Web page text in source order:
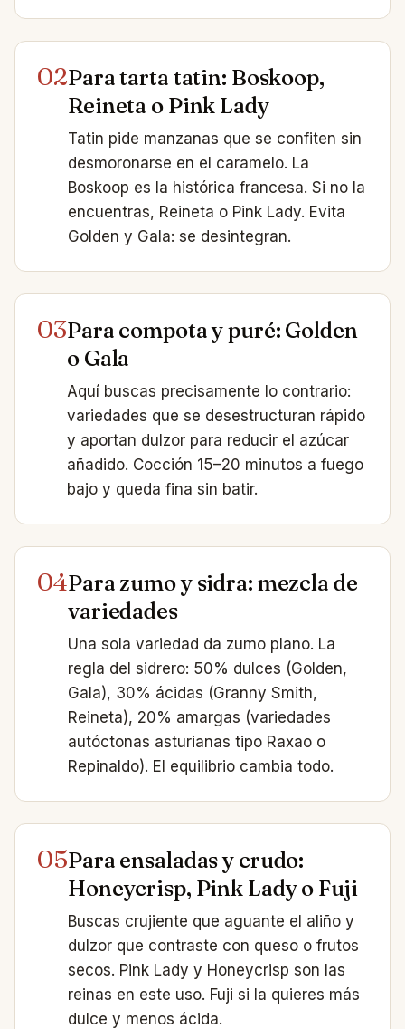
02Para tarta tatin: Boskoop,
Reineta o Pink Lady
Tatin pide manzanas que se confiten sin
desmoronarse en el caramelo. La
Boskoop es la histórica francesa. Si no la
encuentras, Reineta o Pink Lady. Evita
Golden y Gala: se desintegran.
03Para compota y puré: Golden
o Gala
Aquí buscas precisamente lo contrario:
variedades que se desestructuran rápido
y aportan dulzor para reducir el azúcar
añadido. Cocción 15–20 minutos a fuego
bajo y queda fina sin batir.
04Para zumo y sidra: mezcla de
variedades
Una sola variedad da zumo plano. La
regla del sidrero: 50% dulces (Golden,
Gala), 30% ácidas (Granny Smith,
Reineta), 20% amargas (variedades
autóctonas asturianas tipo Raxao o
Repinaldo). El equilibrio cambia todo.
05Para ensaladas y crudo:
Honeycrisp, Pink Lady o Fuji
Buscas crujiente que aguante el aliño y
dulzor que contraste con queso o frutos
secos. Pink Lady y Honeycrisp son las
reinas en este uso. Fuji si la quieres más
dulce y menos ácida.